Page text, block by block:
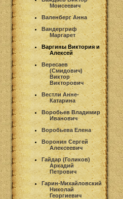
Моисеевич
Валенберг Анна
Вандергриф
Маргарет
Варгины Виктория и
Алексей
Вересаев
(Смидович)
Виктор
Викторович
Вестли Анне-
Катарина
Воробьев Владимир
Иванович
Воробьева Елена
Воронин Сергей
Алексеевич
Гайдар (Голиков)
Аркадий
Петрович
Гарин-Михайловский
Николай
Георгиевич